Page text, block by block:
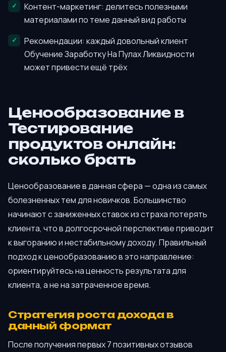
Контент-маркетинг: делитесь полезными
материалами по теме данный вид работы
Рекомендации: каждый довольный клиент
Обучение Заработку На Пулах Ликвидности
может привести ещё трёх
Ценообразование в
Тестирование
продуктов онлайн:
сколько брать
Ценообразование в данная сфера — одна из самых
болезненных тем для новичков. Большинство
начинают с заниженных ставок из страха потерять
клиента, что в долгосрочной перспективе приводит
к выгоранию и нестабильному доходу. Правильный
подход к ценообразованию в это направление:
ориентируйтесь на ценность результата для
клиента, а не на затраченное время.
Стратегия роста дохода в
данный формат
После получения первых 7 позитивных отзывов